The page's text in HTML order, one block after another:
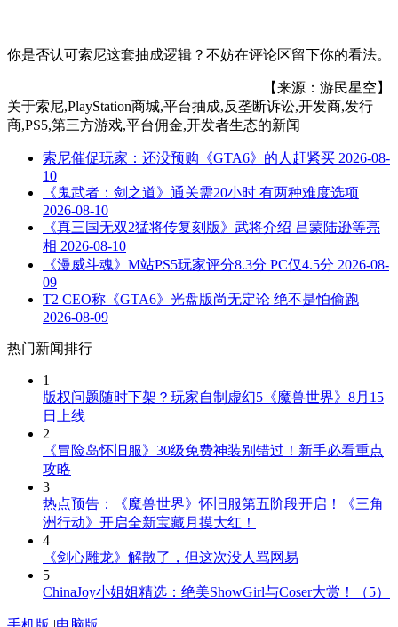
你是否认可索尼这套抽成逻辑？不妨在评论区留下你的看法。
【来源：游民星空】
关于索尼,PlayStation商城,平台抽成,反垄断诉讼,开发商,发行
商,PS5,第三方游戏,平台佣金,开发者生态的新闻
索尼催促玩家：还没预购《GTA6》的人赶紧买 2026-08-
10
《鬼武者：剑之道》通关需20小时 有两种难度选项
2026-08-10
《真三国无双2猛将传复刻版》武将介绍 吕蒙陆逊等亮
相 2026-08-10
《漫威斗魂》M站PS5玩家评分8.3分 PC仅4.5分 2026-08-
09
T2 CEO称《GTA6》光盘版尚无定论 绝不是怕偷跑
2026-08-09
热门新闻排行
1
版权问题随时下架？玩家自制虚幻5《魔兽世界》8月15
日上线
2
《冒险岛怀旧服》30级免费神装别错过！新手必看重点
攻略
3
热点预告：《魔兽世界》怀旧服第五阶段开启！《三角
洲行动》开启全新宝藏月摸大红！
4
《剑心雕龙》解散了，但这次没人骂网易
5
ChinaJoy小姐姐精选：绝美ShowGirl与Coser大赏！（5）